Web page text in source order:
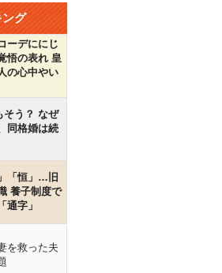
グ
ーデににじ
悟の表れ 皇
の心中やい
そう？ なぜ
同格婚は続
「恒」…旧
養子制度で
通字」
を救った夫